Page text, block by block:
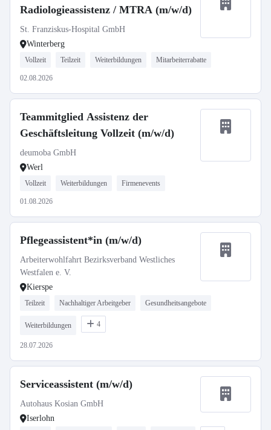
Radiologieassistenz / MTRA (m/w/d)
St. Franziskus-Hospital GmbH
Winterberg
Vollzeit Teilzeit Weiterbildungen Mitarbeiterrabatte
02.08.2026
Teammitglied Assistenz der
Geschäftsleitung Vollzeit (m/w/d)
deumoba GmbH
Werl
Vollzeit Weiterbildungen Firmenevents
01.08.2026
Pflegeassistent*in (m/w/d)
Arbeiterwohlfahrt Bezirksverband Westliches
Westfalen e. V.
Kierspe
Teilzeit Nachhaltiger Arbeitgeber Gesundheitsangebote
Weiterbildungen 4
28.07.2026
Serviceassistent (m/w/d)
Autohaus Kosian GmbH
Iserlohn